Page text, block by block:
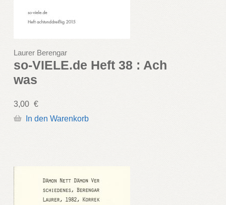
Laurer Berengar
so-VIELE.de Heft 38 : Ach
was
3,00 €
In den Warenkorb